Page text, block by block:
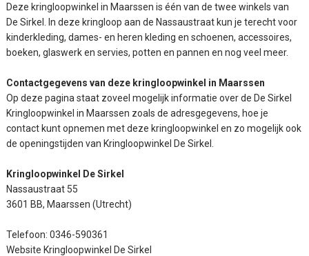
Deze kringloopwinkel in Maarssen is één van de twee winkels van
De Sirkel. In deze kringloop aan de Nassaustraat kun je terecht voor
kinderkleding, dames- en heren kleding en schoenen, accessoires,
boeken, glaswerk en servies, potten en pannen en nog veel meer.
Contactgegevens van deze kringloopwinkel in Maarssen
Op deze pagina staat zoveel mogelijk informatie over de De Sirkel
Kringloopwinkel in Maarssen zoals de adresgegevens, hoe je
contact kunt opnemen met deze kringloopwinkel en zo mogelijk ook
de openingstijden van Kringloopwinkel De Sirkel.
Kringloopwinkel De Sirkel
Nassaustraat 55
3601 BB, Maarssen (Utrecht)
Telefoon: 0346-590361
Website Kringloopwinkel De Sirkel